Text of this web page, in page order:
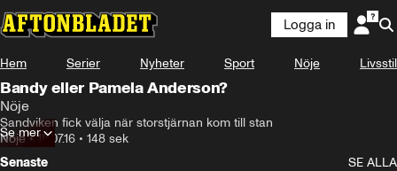
Logga in
Hem Serier Nyheter Sport Nöje Livsstil
Bandy eller Pamela Anderson?
Nöje
Sandviken fick välja när storstjärnan kom till stan
Nöje•18.07.16 • 148 sek
Se mer
Senaste
SE ALLA